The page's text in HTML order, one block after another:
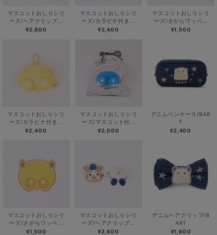
マスコットおしりシリ
ーズ/ヘアクリップ...
¥2,800
マスコットおしりシリ
ーズ/カラビナ付き...
¥2,400
マスコットおしりシリ
ーズ/さがらワッペ...
¥1,500
マスコットおしりシリ
ーズ/カラビナ付き...
¥2,400
マスコットおしりシリ
ーズ/マスコット付...
¥2,000
デニムペンケース/BAR
T
¥2,400
マスコットおしりシリ
ーズ/さがらワッペ...
¥1,500
マスコットおしりシリ
ーズ/ヘアクリップ...
¥2,800
デニムヘアクリップ/B
ART
¥1,600